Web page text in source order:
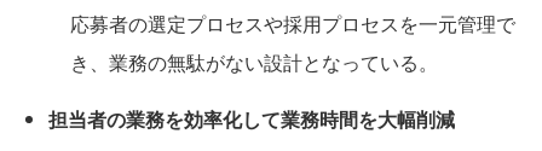
応募者の選定プロセスや採用プロセスを一元管理で
き、業務の無駄がない設計となっている。
担当者の業務を効率化して業務時間を大幅削減